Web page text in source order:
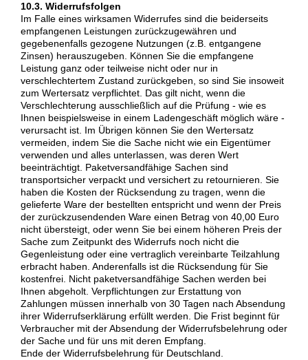
10.3. Widerrufsfolgen
Im Falle eines wirksamen Widerrufes sind die beiderseits
empfangenen Leistungen zurückzugewähren und
gegebenenfalls gezogene Nutzungen (z.B. entgangene
Zinsen) herauszugeben. Können Sie die empfangene
Leistung ganz oder teilweise nicht oder nur in
verschlechtertem Zustand zurückgeben, so sind Sie insoweit
zum Wertersatz verpflichtet. Das gilt nicht, wenn die
Verschlechterung ausschließlich auf die Prüfung - wie es
Ihnen beispielsweise in einem Ladengeschäft möglich wäre -
verursacht ist. Im Übrigen können Sie den Wertersatz
vermeiden, indem Sie die Sache nicht wie ein Eigentümer
verwenden und alles unterlassen, was deren Wert
beeinträchtigt. Paketversandfähige Sachen sind
transportsicher verpackt und versichert zu retournieren. Sie
haben die Kosten der Rücksendung zu tragen, wenn die
gelieferte Ware der bestellten entspricht und wenn der Preis
der zurückzusendenden Ware einen Betrag von 40,00 Euro
nicht übersteigt, oder wenn Sie bei einem höheren Preis der
Sache zum Zeitpunkt des Widerrufs noch nicht die
Gegenleistung oder eine vertraglich vereinbarte Teilzahlung
erbracht haben. Anderenfalls ist die Rücksendung für Sie
kostenfrei. Nicht paketversandfähige Sachen werden bei
Ihnen abgeholt. Verpflichtungen zur Erstattung von
Zahlungen müssen innerhalb von 30 Tagen nach Absendung
ihrer Widerrufserklärung erfüllt werden. Die Frist beginnt für
Verbraucher mit der Absendung der Widerrufsbelehrung oder
der Sache und für uns mit deren Empfang.
Ende der Widerrufsbelehrung für Deutschland.